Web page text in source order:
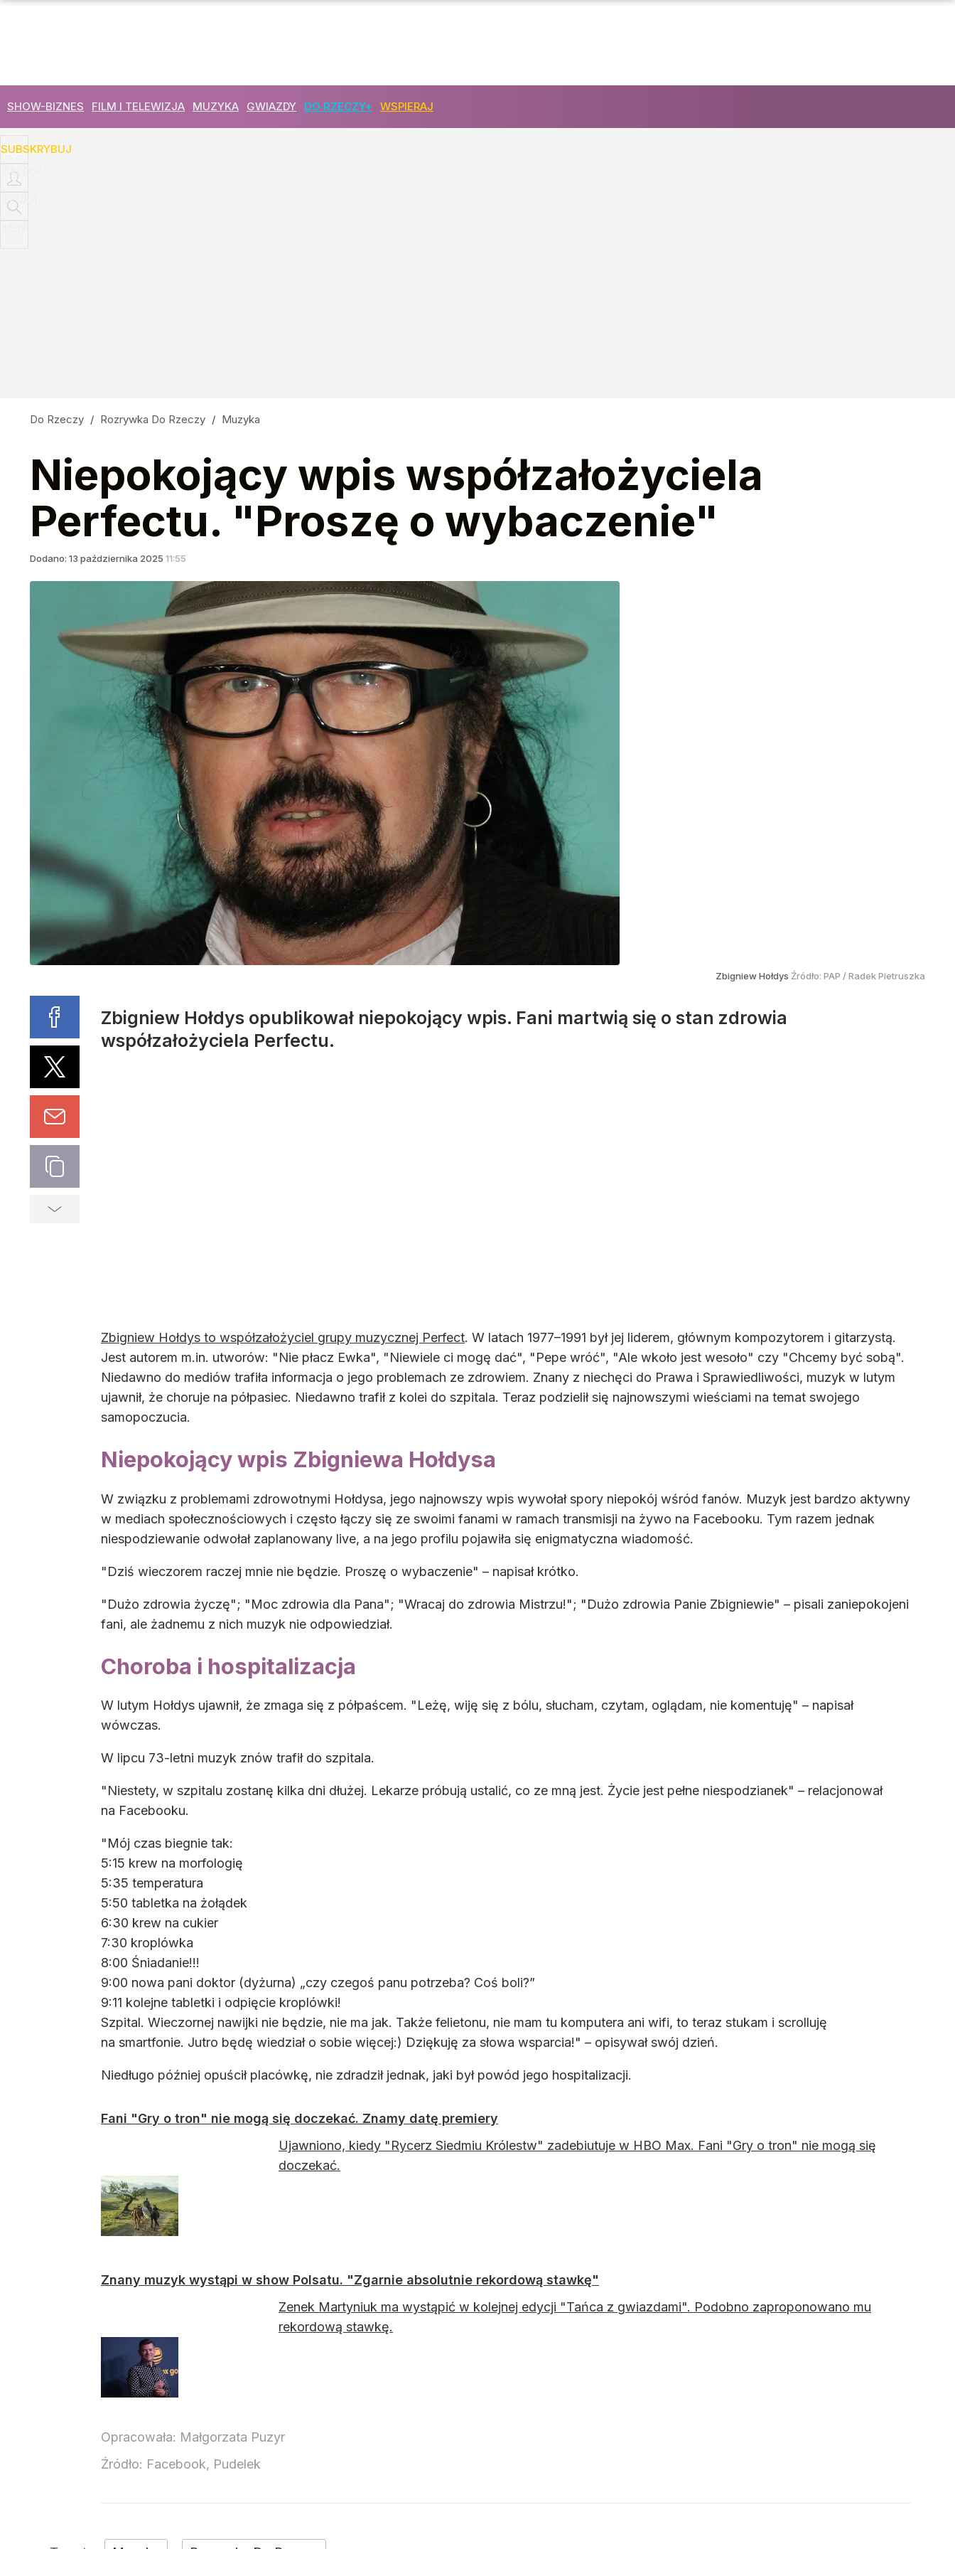
SHOW-BIZNES FILM I TELEWIZJA MUZYKA GWIAZDY DO RZECZY+ WSPIERAJ
SUBSKRYBUJ
ZALOGUJ
SZUKAJ
Do Rzeczy / Rozrywka Do Rzeczy / Muzyka
Niepokojący wpis współzałożyciela
Perfectu. "Proszę o wybaczenie"
Dodano: 13 października 2025 11:55
Zbigniew Hołdys Źródło: PAP /Radek Pietruszka
Zbigniew Hołdys opublikował niepokojący wpis. Fani martwią się o stan zdrowia
współzałożyciela Perfectu.
Zbigniew Hołdys to współzałożyciel grupy muzycznej Perfect. W latach 1977–1991 był jej liderem, głównym kompozytorem i gitarzystą.
Jest autorem m.in. utworów: "Nie płacz Ewka", "Niewiele ci mogę dać", "Pepe wróć", "Ale wkoło jest wesoło" czy "Chcemy być sobą".
Niedawno do mediów trafiła informacja o jego problemach ze zdrowiem. Znany z niechęci do Prawa i Sprawiedliwości, muzyk w lutym
ujawnił, że choruje na półpasiec. Niedawno trafił z kolei do szpitala. Teraz podzielił się najnowszymi wieściami na temat swojego
samopoczucia.
Niepokojący wpis Zbigniewa Hołdysa
W związku z problemami zdrowotnymi Hołdysa, jego najnowszy wpis wywołał spory niepokój wśród fanów. Muzyk jest bardzo aktywny
w mediach społecznościowych i często łączy się ze swoimi fanami w ramach transmisji na żywo na Facebooku. Tym razem jednak
niespodziewanie odwołał zaplanowany live, a na jego profilu pojawiła się enigmatyczna wiadomość.
"Dziś wieczorem raczej mnie nie będzie. Proszę o wybaczenie" – napisał krótko.
"Dużo zdrowia życzę"; "Moc zdrowia dla Pana"; "Wracaj do zdrowia Mistrzu!"; "Dużo zdrowia Panie Zbigniewie" – pisali zaniepokojeni
fani, ale żadnemu z nich muzyk nie odpowiedział.
Choroba i hospitalizacja
W lutym Hołdys ujawnił, że zmaga się z półpaścem. "Leżę, wiję się z bólu, słucham, czytam, oglądam, nie komentuję" – napisał
wówczas.
W lipcu 73-letni muzyk znów trafił do szpitala.
"Niestety, w szpitalu zostanę kilka dni dłużej. Lekarze próbują ustalić, co ze mną jest. Życie jest pełne niespodzianek" – relacjonował
na Facebooku.
"Mój czas biegnie tak:
5:15 krew na morfologię
5:35 temperatura
5:50 tabletka na żołądek
6:30 krew na cukier
7:30 kroplówka
8:00 Śniadanie!!!
9:00 nowa pani doktor (dyżurna) „czy czegoś panu potrzeba? Coś boli?”
9:11 kolejne tabletki i odpięcie kroplówki!
Szpital. Wieczornej nawijki nie będzie, nie ma jak. Także felietonu, nie mam tu komputera ani wifi, to teraz stukam i scrolluję
na smartfonie. Jutro będę wiedział o sobie więcej:) Dziękuję za słowa wsparcia!" – opisywał swój dzień.
Niedługo później opuścił placówkę, nie zdradził jednak, jaki był powód jego hospitalizacji.
Fani "Gry o tron" nie mogą się doczekać. Znamy datę premiery
Ujawniono, kiedy "Rycerz Siedmiu Królestw" zadebiutuje w HBO Max. Fani "Gry o tron" nie mogą się
doczekać.
Znany muzyk wystąpi w show Polsatu. "Zgarnie absolutnie rekordową stawkę"
Zenek Martyniuk ma wystąpić w kolejnej edycji "Tańca z gwiazdami". Podobno zaproponowano mu
rekordową stawkę.
Opracowała: Małgorzata Puzyr
Źródło: Facebook, Pudelek